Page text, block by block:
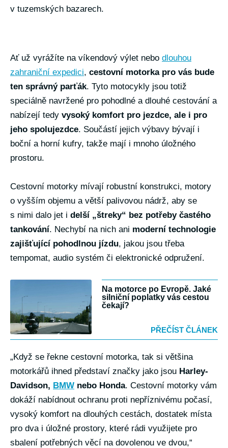
v tuzemských bazarech.
Ať už vyrážíte na víkendový výlet nebo dlouhou
zahraniční expedici, cestovní motorka pro vás bude
ten správný parťák. Tyto motocykly jsou totiž
speciálně navržené pro pohodlné a dlouhé cestování a
nabízejí tedy vysoký komfort pro jezdce, ale i pro
jeho spolujezdce. Součástí jejich výbavy bývají i
boční a horní kufry, takže mají i mnoho úložného
prostoru.
Cestovní motorky mívají robustní konstrukci, motory
o vyšším objemu a větší palivovou nádrž, aby se
s nimi dalo jet i delší „štreky“ bez potřeby častého
tankování. Nechybí na nich ani moderní technologie
zajišťující pohodlnou jízdu, jakou jsou třeba
tempomat, audio systém či elektronické odpružení.
Na motorce po Evropě. Jaké
silniční poplatky vás cestou
čekají?
PŘEČÍST ČLÁNEK
„Když se řekne cestovní motorka, tak si většina
motorkářů ihned představí značky jako jsou Harley-
Davidson, BMW nebo Honda. Cestovní motorky vám
dokáží nabídnout ochranu proti nepříznivému počasí,
vysoký komfort na dlouhých cestách, dostatek místa
pro dva i úložné prostory, které rádi využijete pro
sbalení potřebných věcí na dovolenou ve dvou,“